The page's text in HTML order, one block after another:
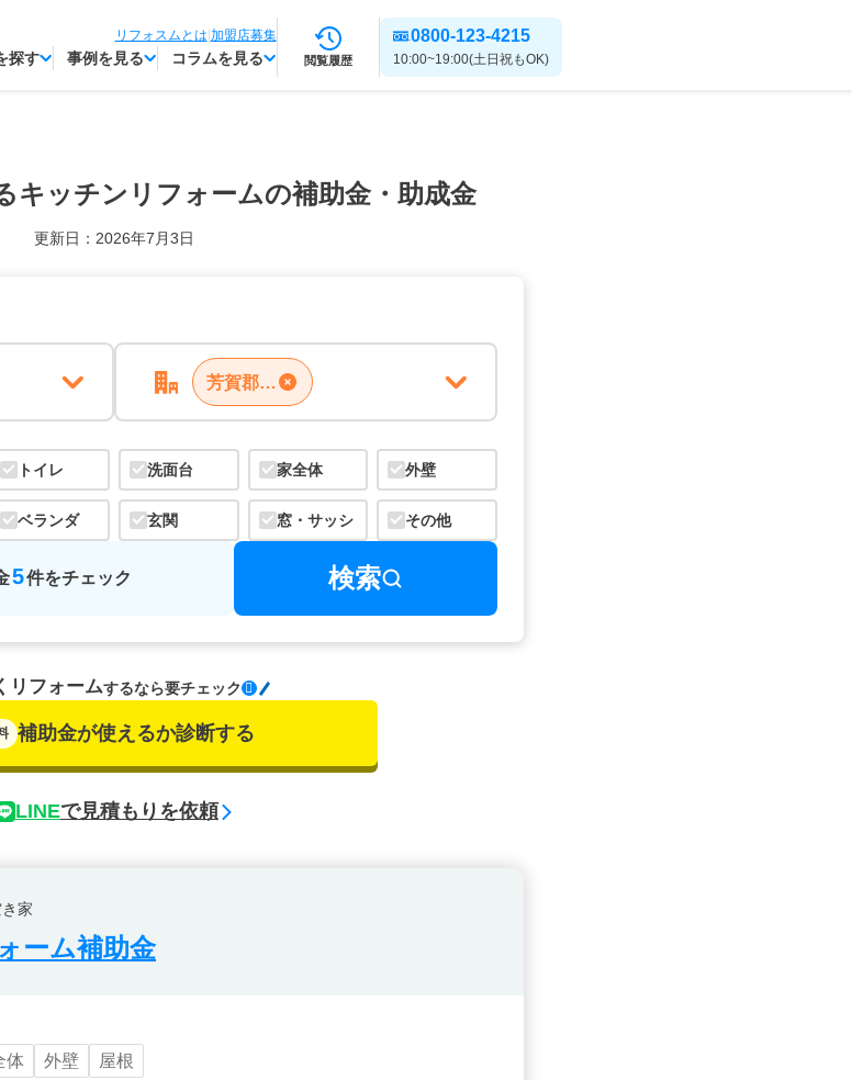
リフォスムとは|加盟店募集
探す 事例を見る コラムを見る 閲覧履歴
0800-123-4215
10:00~19:00(土日祝もOK)
キッチンリフォームの補助金・助成金
更新日：2026年7月3日
芳賀郡市貝町
トイレ 洗面台 家全体 外壁
ベランダ 玄関 窓・サッシ その他
5件をチェック 検索
リフォームするなら要チェック
補助金が使えるか診断する
LINEで見積もりを依頼
家
ーム補助金
体 外壁
屋根